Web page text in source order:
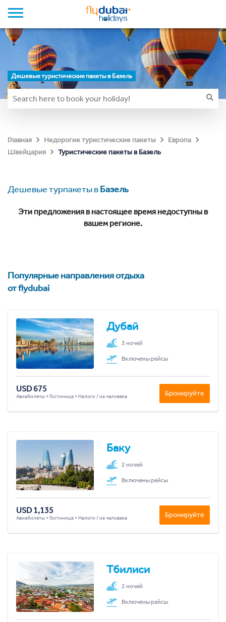
Дешевые туристические пакеты в Базель
Главная Недорогие туристические пакеты
Европа
Швейцария
Туристические пакеты в Базель
Дешевые турпакеты вБазель
Эти предложения в настоящее время недоступны в
вашем регионе.
Популярные направления отдыха
от flydubai
Дубай
3 ночей
Включены рейсы
USD 675
Авиабилеты + Гостиница + Налоги / на человека Бронируйте
Баку
2 ночей
Включены рейсы
USD 1,135
Авиабилеты + Гостиница + Налоги / на человека Бронируйте
Тбилиси
2 ночей
Включены рейсы